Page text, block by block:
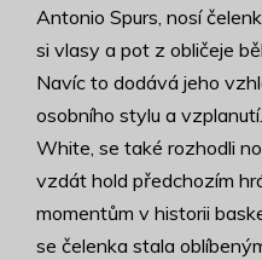
Antonio Spurs, nosí
si vlasy a pot z obličeje
Navíc to dodává jeho
osobního stylu a
White, se také rozhodli
vzdát hold předchozím
momentům v historii
se čelenka stala